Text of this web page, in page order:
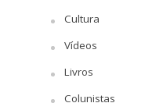
Cultura
Vídeos
Livros
Colunistas